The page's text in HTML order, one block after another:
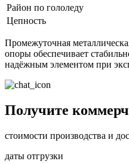
Район по гололеду
Цепность
Промежуточная
опоры обеспечивает
надёжным элементом при
Получите
стоимости производства и
даты отгрузки